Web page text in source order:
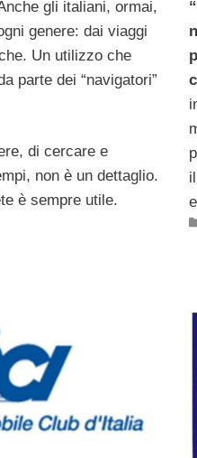
gli italiani, ormai,
genere: dai viaggi
Un utilizzo che
parte dei “navigatori”
di cercare e
non è un dettaglio.
è sempre utile.